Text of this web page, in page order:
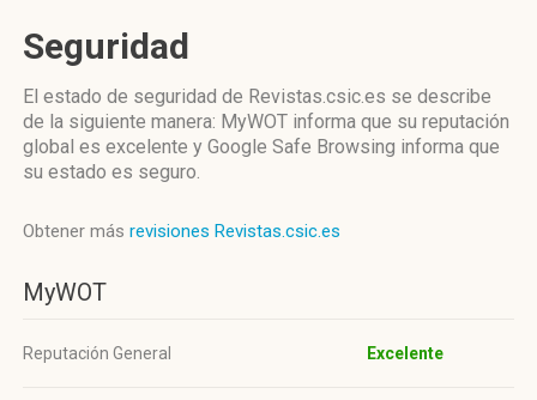
Seguridad
El estado de seguridad de Revistas.csic.es se describe
de la siguiente manera: MyWOT informa que su reputación
global es excelente y Google Safe Browsing informa que
su estado es seguro.
Obtener más revisiones Revistas.csic.es
MyWOT
Reputación General Excelente